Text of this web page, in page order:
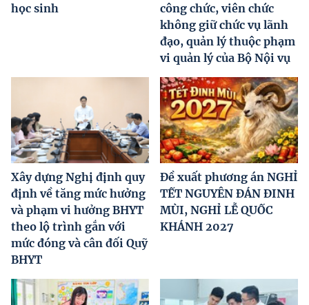
học sinh
công chức, viên chức
không giữ chức vụ lãnh
đạo, quản lý thuộc phạm
vi quản lý của Bộ Nội vụ
Xây dựng Nghị định quy
định về tăng mức hưởng
và phạm vi hưởng BHYT
theo lộ trình gắn với
mức đóng và cân đối Quỹ
BHYT
Đề xuất phương án NGHỈ
TẾT NGUYÊN ĐÁN ĐINH
MÙI, NGHỈ LỄ QUỐC
KHÁNH 2027